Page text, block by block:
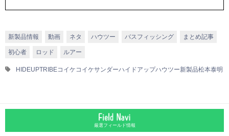
新製品情報 動画 ネタ ハウツー バスフィッシング まとめ記事
初心者 ロッド ルアー
HIDEUPTRIBEコイケコイケサンダーハイドアップハウツー新製品松本泰明
厳選フィールド情報